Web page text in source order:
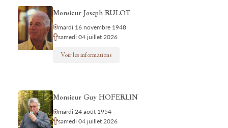
Monsieur Joseph RULOT
mardi 16 novembre 1948
samedi 04 juillet 2026
Voir les informations
Monsieur Guy HOFERLIN
mardi 24 août 1954
samedi 04 juillet 2026